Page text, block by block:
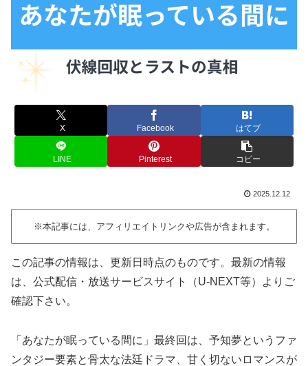
X Facebook はてブ
LINE Pinterest コピー
2025.12.12
※本記事には、アフィリエイトリンクや広告が含まれます。
この記事の情報は、更新日時点のものです。最新の情報
は、公式配信・放送サービスサイト（U-NEXT等）よりご
確認下さい。
「あなたが眠っている間に」最終回は、予知夢というファ
ンタジー要素と骨太な法廷ドラマ、甘く切ないロマンスが